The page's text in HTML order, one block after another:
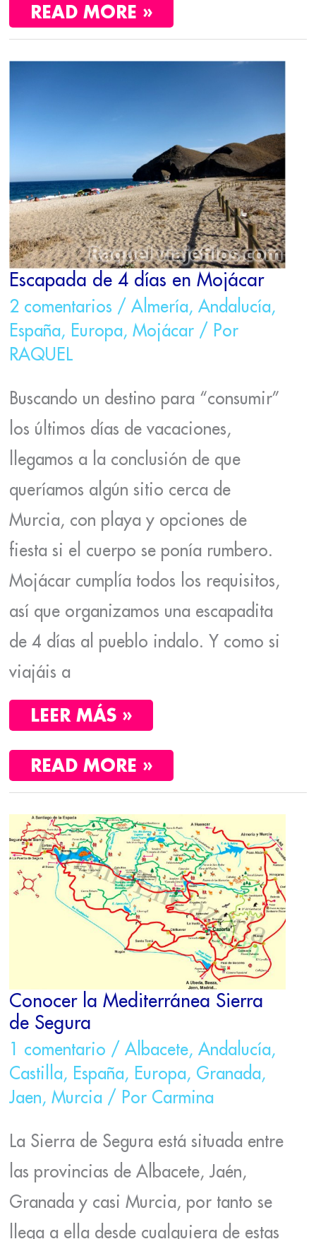
READ MORE »
Escapada de 4 días en Mojácar
2 comentarios / Almería, Andalucía,
España, Europa, Mojácar/ Por
RAQUEL
Buscando un destino para “consumir”
los últimos días de vacaciones,
llegamos a la conclusión de que
queríamos algún sitio cerca de
Murcia, con playa y opciones de
fiesta si el cuerpo se ponía rumbero.
Mojácar cumplía todos los requisitos,
así que organizamos una escapadita
de 4 días al pueblo indalo. Y como si
viajáis a
LEER MÁS »
ESCAPADA
MOJÁCAR
READ MORE »
Conocer la Mediterránea Sierra
de Segura
1 comentario / Albacete, Andalucía,
Castilla, España, Europa, Granada,
Jaen, Murcia/ Por Carmina
La Sierra de Segura está situada entre
las provincias de Albacete, Jaén,
Granada y casi Murcia, por tanto se
llega a ella desde cualquiera de estas
CONOCER
LA
MEDITERRÁNEA
SIERRA
DE
SEGURA